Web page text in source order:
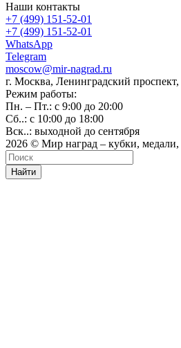
Наши контакты
+7 (499) 151-52-01
+7 (499) 151-52-01
WhatsApp
Telegram
moscow@mir-nagrad.ru
г. Москва, Ленинградский проспект,
Режим работы:
Пн. – Пт.: с 9:00 до 20:00
Сб..: с 10:00 до 18:00
Вск..: выходной до сентября
2026 © Мир наград – кубки, медали,
Найти